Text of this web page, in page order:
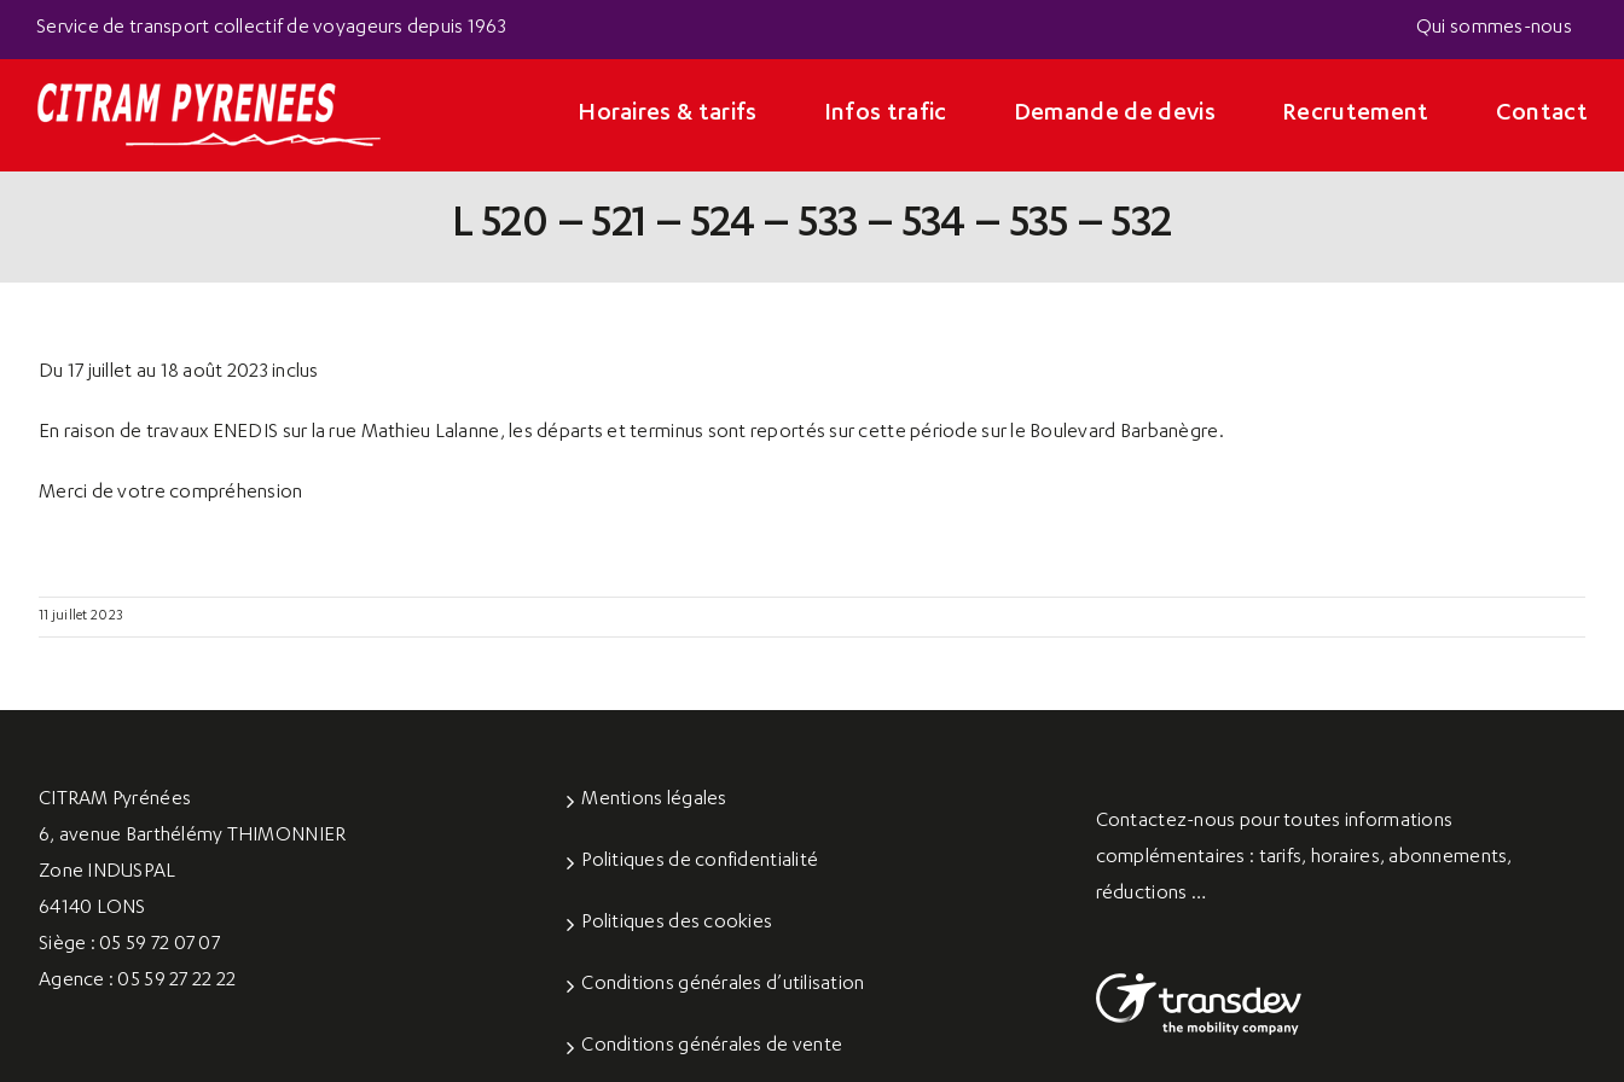
Passer
contenu
Service de transport collectif de voyageurs depuis 1963 Qui sommes-nous
Horaires & tarifs Infos trafic Demande de devis Recrutement Contact
L 520 – 521 – 524 – 533 – 534 – 535 – 532
Du 17 juillet au 18 août 2023 inclus
En raison de travaux ENEDIS sur la rue Mathieu Lalanne, les départs et terminus sont reportés sur cette période sur le Boulevard Barbanègre.
Merci de votre compréhension
11 juillet 2023
CITRAM Pyrénées
6, avenue Barthélémy THIMONNIER
Zone INDUSPAL
64140 LONS
Siège : 05 59 72 07 07
Agence : 05 59 27 22 22
Mentions légales
Politiques de confidentialité
Politiques des cookies
Conditions générales d’utilisation
Conditions générales de vente
Contactez-nous pour toutes informations
complémentaires : tarifs, horaires, abonnements,
réductions …
Panneau de gestion des cookies